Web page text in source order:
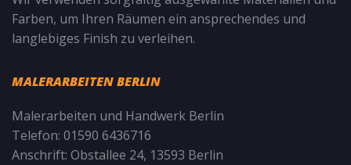
Farben, um Ihren Räumen ein ansprechendes und
langlebiges Finish zu verleihen.
MALERARBEITEN BERLIN
Malerarbeiten und Handwerk Berlin
Telefon: 01590 6436716
Anschrift: Obstallee 24, 13593 Berlin